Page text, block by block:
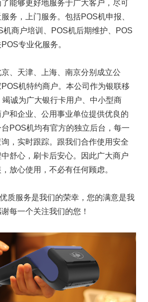
能够更好地服务于广大客户，尽可
务，上门服务。包括POS机申报、
机商户培训、POS机后期维护、POS
专业化服务。
天津、上海、南京分别成立公
机特约商户。本公司作为银联移
诚为广大银行卡用户、中小型商
和企业、公用事业单位提供优良的
POS机均有官方的独立后台，每一
，实时跟踪。跟我们合作使用安全
中舒心，刷卡后安心。因此广大商户
放心使用，不必有任何顾虑。
服务是我们的荣幸，您的满意是我
每一个关注我们的您！